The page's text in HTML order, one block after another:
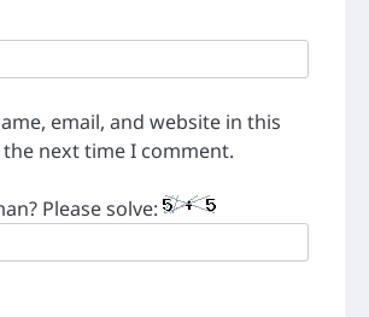
email, and website in this
next time I comment.
Please solve: